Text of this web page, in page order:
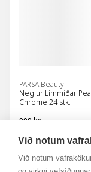
PARSA Beauty
Neglur Límmiðar
Chrome 24 stk.
999 kr.
Við notum
Við notum